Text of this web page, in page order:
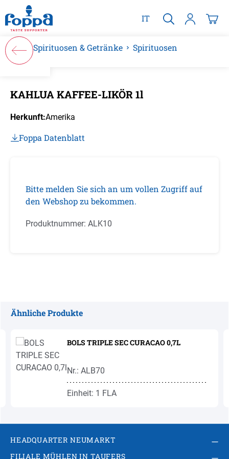
springen
IT
Spirituosen & Getränke Spirituosen
KAHLUA KAFFEE-LIKÖR 1l
Herkunft:Amerika
Foppa Datenblatt
Bitte melden Sie sich an um vollen Zugriff auf
den Webshop zu bekommen.
Produktnummer: ALK10
Ähnliche Produkte
BOLS TRIPLE SEC CURACAO 0,7L
Nr.: ALB70
Einheit: 1 FLA
HEADQUARTER NEUMARKT
FILIALE MÜHLEN IN TAUFERS